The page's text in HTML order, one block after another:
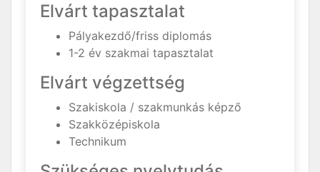
Elvárt tapasztalat
Pályakezdő/friss diplomás
1-2 év szakmai tapasztalat
Elvárt végzettség
Szakiskola / szakmunkás képző
Szakközépiskola
Technikum